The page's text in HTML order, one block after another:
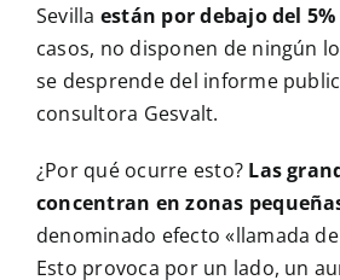
Sevilla están por debajo del 5%
casos, no disponen de ningún
se desprende del informe
consultora Gesvalt.
¿Por qué ocurre esto? Las
concentran en zonas
denominado efecto «llamada
Esto provoca por un lado, un